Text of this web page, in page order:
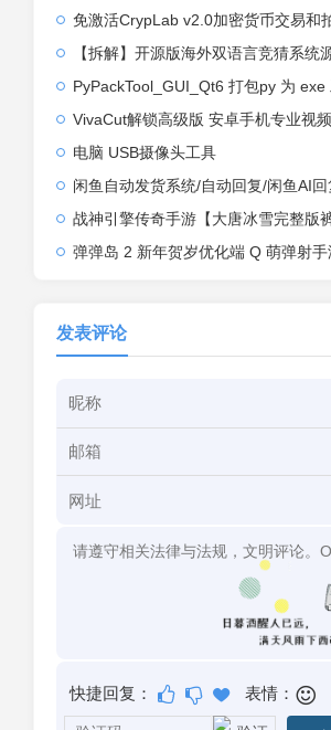
免激活CrypLab v2.0加密货币交易和拍卖系统源码，前台新
【拆解】开源版海外双语言竞猜系统
PyPackTool_GUI_Qt6 打包py 为 exe
VivaCut解锁高级版 安卓手机专业视频编辑神
电脑 USB摄像头工具
闲鱼自动发货系统/自动回复/闲鱼AI
战神引擎传奇手游【大唐冰雪完整版裤衩7.0免授权】2026整理特色服务端+寒冬之城+万象古城
弹弹岛 2 新年贺岁优化端 Q 萌弹射手游 一键单机端 + Linux 手工端 + GM
发表评论
快捷回复： 表情：